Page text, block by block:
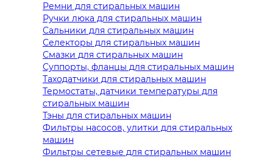
Ремни для стиральных машин
Ручки люка для стиральных машин
Сальники для стиральных машин
Селекторы для стиральных машин
Смазки для стиральных машин
Суппорты, фланцы для стиральных машин
Таходатчики для стиральных машин
Термостаты, датчики температуры для
стиральных машин
Тэны для стиральных машин
Фильтры насосов, улитки для стиральных
машин
Фильтры сетевые для стиральных машин